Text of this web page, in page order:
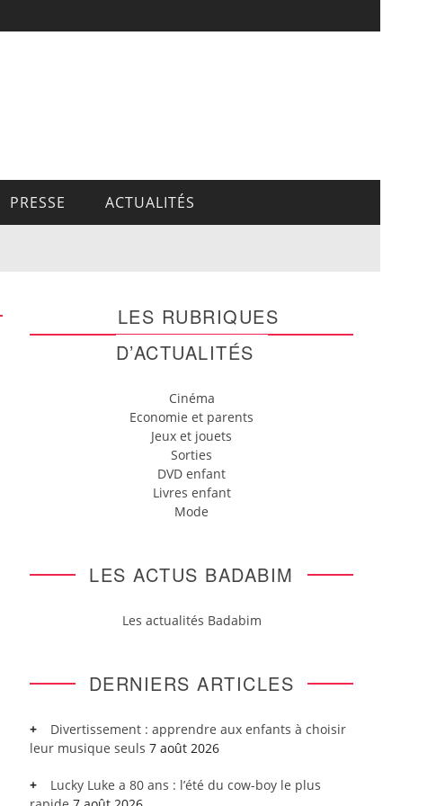
PRESSE ACTUALITÉS
LES RUBRIQUES
D’ACTUALITÉS
Cinéma
Economie et parents
Jeux et jouets
Sorties
DVD enfant
Livres enfant
Mode
LES ACTUS BADABIM
Les actualités Badabim
DERNIERS ARTICLES
Divertissement : apprendre aux enfants à choisir
leur musique seuls 7 août 2026
Lucky Luke a 80 ans : l’été du cow-boy le plus